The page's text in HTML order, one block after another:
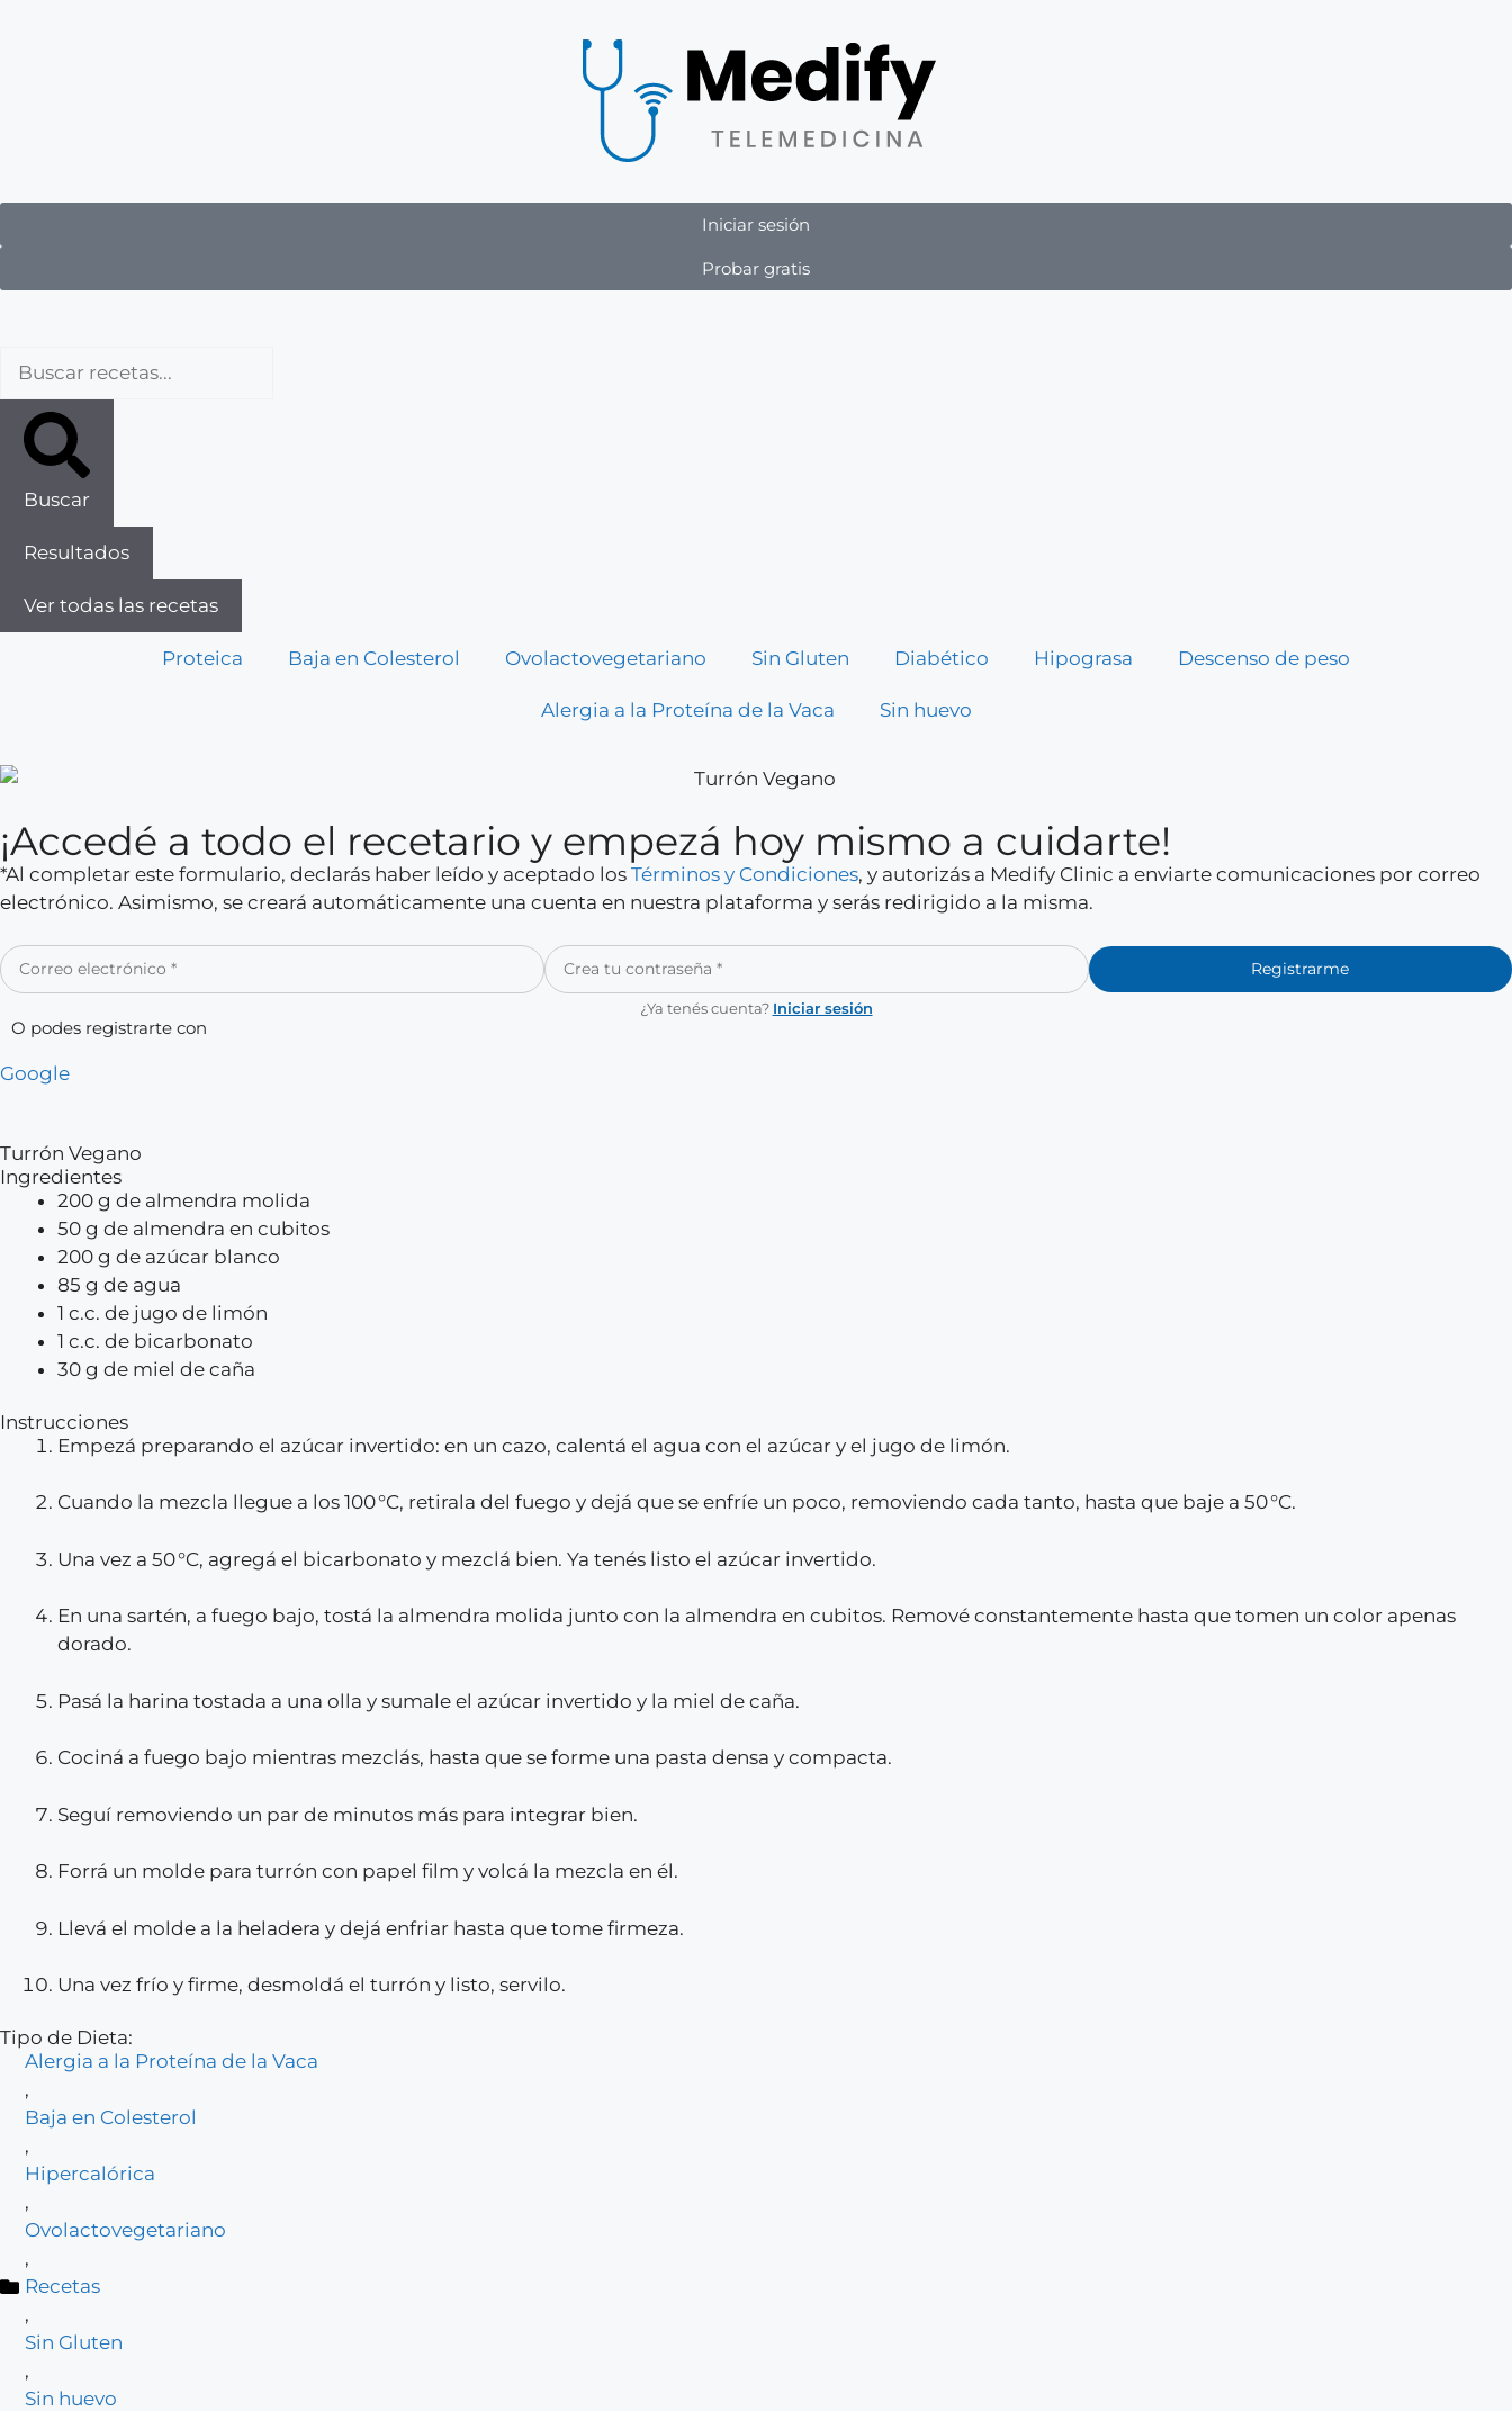
Iniciar sesión
Probar gratis
Buscar
Resultados
Ver todas las recetas
Proteica Baja en Colesterol Ovolactovegetariano Sin Gluten Diabético Hipograsa Descenso de peso
Alergia a la Proteína de la Vaca Sin huevo
¡Accedé a todo el recetario y empezá hoy mismo a cuidarte!
*Al completar este formulario, declarás haber leído y aceptado los Términos y Condiciones, y autorizás a Medify Clinic a enviarte comunicaciones por correo
electrónico. Asimismo, se creará automáticamente una cuenta en nuestra plataforma y serás redirigido a la misma.
Registrarme
¿Ya tenés cuenta? Iniciar sesión
O podes registrarte con
Google
Turrón Vegano
Ingredientes
200 g de almendra molida
50 g de almendra en cubitos
200 g de azúcar blanco
85 g de agua
1 c.c. de jugo de limón
1 c.c. de bicarbonato
30 g de miel de caña
Instrucciones
Empezá preparando el azúcar invertido: en un cazo, calentá el agua con el azúcar y el jugo de limón.
Cuando la mezcla llegue a los 100 °C, retirala del fuego y dejá que se enfríe un poco, removiendo cada tanto, hasta que baje a 50 °C.
Una vez a 50 °C, agregá el bicarbonato y mezclá bien. Ya tenés listo el azúcar invertido.
En una sartén, a fuego bajo, tostá la almendra molida junto con la almendra en cubitos. Remové constantemente hasta que tomen un color apenas
dorado.
Pasá la harina tostada a una olla y sumale el azúcar invertido y la miel de caña.
Cociná a fuego bajo mientras mezclás, hasta que se forme una pasta densa y compacta.
Seguí removiendo un par de minutos más para integrar bien.
Forrá un molde para turrón con papel film y volcá la mezcla en él.
Llevá el molde a la heladera y dejá enfriar hasta que tome firmeza.
Una vez frío y firme, desmoldá el turrón y listo, servilo.
Tipo de Dieta:
Alergia a la Proteína de la Vaca
,
Baja en Colesterol
,
Hipercalórica
,
Ovolactovegetariano
,
Recetas
,
Sin Gluten
,
Sin huevo